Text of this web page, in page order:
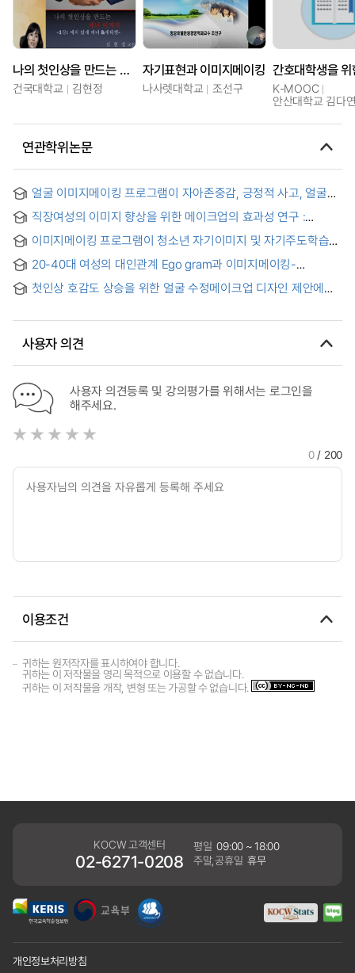
나의 첫인상을 만드는 매너 이미지
건국대학교 김현정
자기표현과 이미지메이킹
나사렛대학교 조선구
K-MOOC
안산대학교 김다
연관학위논문
얼굴 이미지메이킹 프로그램이 자아존중감, 긍정적 사고, 얼굴
직장여성의 이미지 향상을 위한 메이크업의 효과성 연구 :
to make-up for improvement of face image within
professional women in Jeju region
이미지메이킹 프로그램이 청소년 자기이미지 및 자기주도학습
Program to Adolescent Self-image and self-Directed
Learning Attitude
20-40대 여성의 대인관계 Ego gram과 이미지메이킹-
gram of women of age 20-40 and the relationships of
첫인상 호감도 상승을 위한 얼굴 수정메이크업 디자인 제안에
사용자 의견
사용자 의견등록 및 강의평가를 위해서는 로그인을
해주세요.
0/ 200
이용조건
귀하는 원저작자를 표시하여야 합니다.
귀하는 이 저작물을 영리 목적으로 이용할 수 없습니다.
귀하는 이 저작물을 개작, 변형 또는 가공할 수 없습니다.
KOCW 고객센터
02-6271-0208
평일 09:00 ~ 18:00
주말,공휴일 휴무
개인정보처리방침